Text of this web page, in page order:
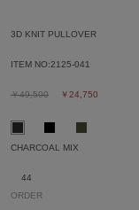
3D KNIT PULLOVER
ITEM NO:2125-041
￥49,500 ￥24,750
CHARCOAL MIX
44
ORDER